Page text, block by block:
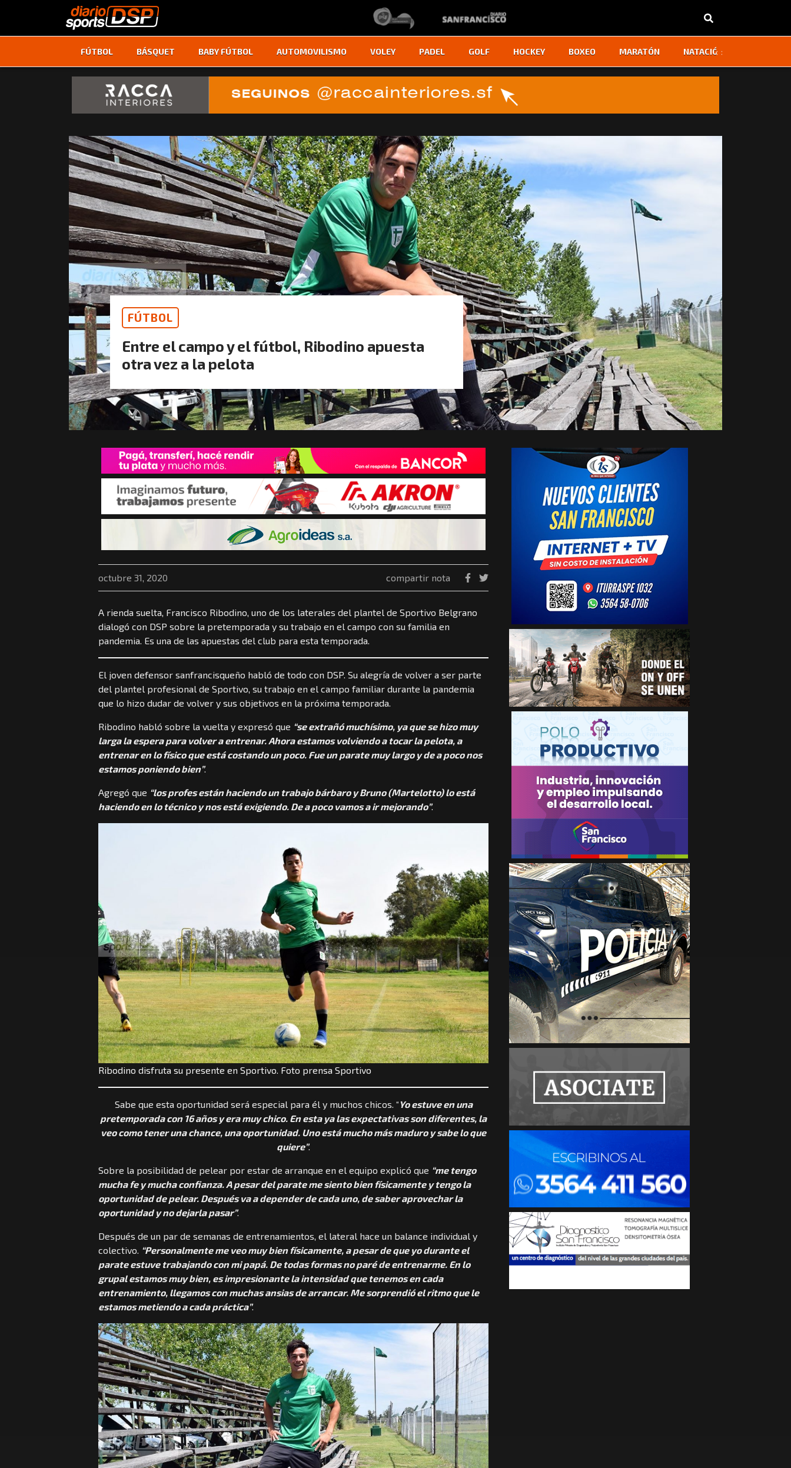
FÚTBOL BÁSQUET BABY FÚTBOL AUTOMOVILISMO VOLEY PADEL GOLF HOCKEY BOXEO MARATÓN NATACIÓN
‹ ›
FÚTBOL
Entre el campo y el fútbol, Ribodino apuesta
otra vez a la pelota
octubre 31, 2020 compartir nota
A rienda suelta, Francisco Ribodino, uno de los laterales del plantel de Sportivo Belgrano
dialogó con DSP sobre la pretemporada y su trabajo en el campo con su familia en
pandemia. Es una de las apuestas del club para esta temporada.
El joven defensor sanfrancisqueño habló de todo con DSP. Su alegría de volver a ser parte
del plantel profesional de Sportivo, su trabajo en el campo familiar durante la pandemia
que lo hizo dudar de volver y sus objetivos en la próxima temporada.
Ribodino habló sobre la vuelta y expresó que “se extrañó muchísimo, ya que se hizo muy
larga la espera para volver a entrenar. Ahora estamos volviendo a tocar la pelota, a
entrenar en lo físico que está costando un poco. Fue un parate muy largo y de a poco nos
estamos poniendo bien”.
Agregó que “los profes están haciendo un trabajo bárbaro y Bruno (Martelotto) lo está
haciendo en lo técnico y nos está exigiendo. De a poco vamos a ir mejorando”.
Ribodino disfruta su presente en Sportivo. Foto prensa Sportivo
Sabe que esta oportunidad será especial para él y muchos chicos. “ Yo estuve en una
pretemporada con 16 años y era muy chico. En esta ya las expectativas son diferentes, la
veo como tener una chance, una oportunidad. Uno está mucho más maduro y sabe lo que
quiere”.
Sobre la posibilidad de pelear por estar de arranque en el equipo explicó que “me tengo
mucha fe y mucha confianza. A pesar del parate me siento bien físicamente y tengo la
oportunidad de pelear. Después va a depender de cada uno, de saber aprovechar la
oportunidad y no dejarla pasar”.
Después de un par de semanas de entrenamientos, el lateral hace un balance individual y
colectivo. “Personalmente me veo muy bien físicamente, a pesar de que yo durante el
parate estuve trabajando con mi papá. De todas formas no paré de entrenarme. En lo
grupal estamos muy bien, es impresionante la intensidad que tenemos en cada
entrenamiento, llegamos con muchas ansias de arrancar. Me sorprendió el ritmo que le
estamos metiendo a cada práctica”.